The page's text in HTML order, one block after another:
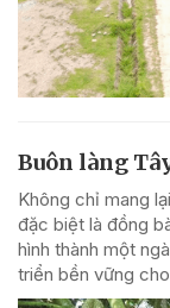
Buôn làng
Không chỉ mang
đặc biệt là đồng
hình thành một
triển bền vững